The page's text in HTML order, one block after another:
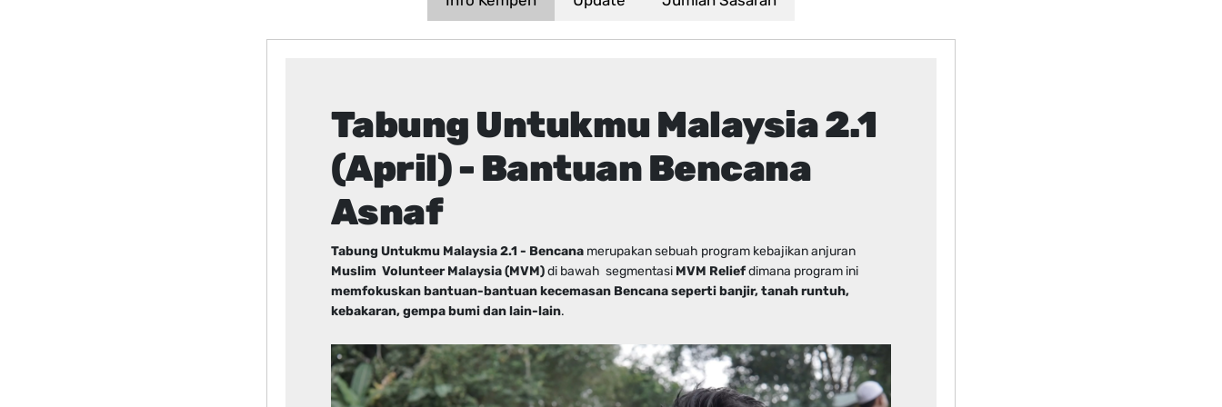
Tabung Untukmu Malaysia 2.1
(April) - Bantuan Bencana
Asnaf
Tabung Untukmu Malaysia 2.1 - Bencanamerupakan sebuah program kebajikan anjuran
Muslim Volunteer Malaysia (MVM)di bawah segmentasi MVM Reliefdimana program ini
memfokuskan bantuan-bantuan kecemasan Bencana seperti banjir, tanah runtuh,
kebakaran, gempa bumi dan lain-lain.